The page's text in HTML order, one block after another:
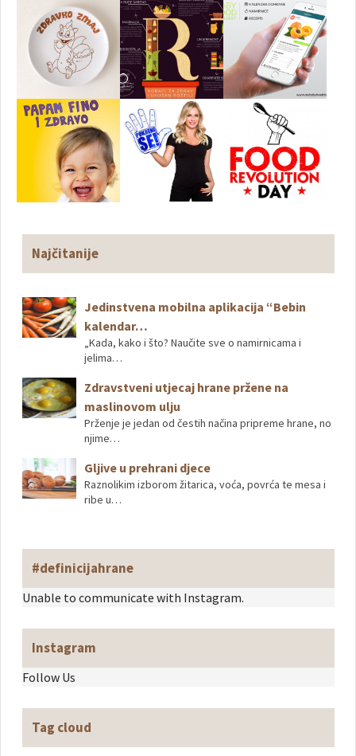
Najčitanije
Jedinstvena mobilna aplikacija “Bebin
kalendar…
„Kada, kako i što? Naučite sve o namirnicama i
jelima…
Zdravstveni utjecaj hrane pržene na
maslinovom ulju
Prženje je jedan od čestih načina pripreme hrane, no
njime…
Gljive u prehrani djece
Raznolikim izborom žitarica, voća, povrća te mesa i
ribe u…
#definicijahrane
Unable to communicate with Instagram.
Instagram
Follow Us
Tag cloud